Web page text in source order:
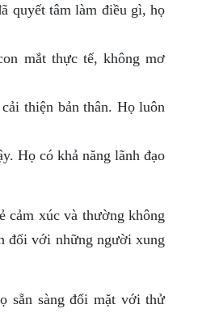
quyết tâm làm điều gì, họ
mắt thực tế, không mơ
thiện bản thân. Họ luôn
Họ có khả năng lãnh đạo
cảm xúc và thường không
đối với những người xung
sẵn sàng đối mặt với thử